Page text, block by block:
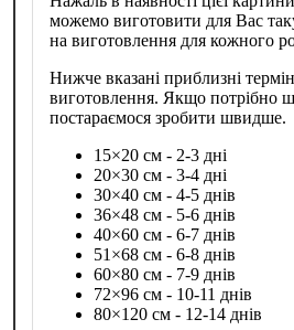
можемо виготовити для Вас
на виготовлення для кожного
Нижче вказані приблизні
виготовлення. Якщо потрібно
постараємося зробити швидше.
15×20 см - 2-3 дні
20×30 см - 3-4 дні
30×40 см - 4-5 днів
36×48 см - 5-6 днів
40×60 см - 6-7 днів
51×68 см - 6-8 днів
60×80 см - 7-9 днів
72×96 см - 10-11 днів
80×120 см - 12-14 днів